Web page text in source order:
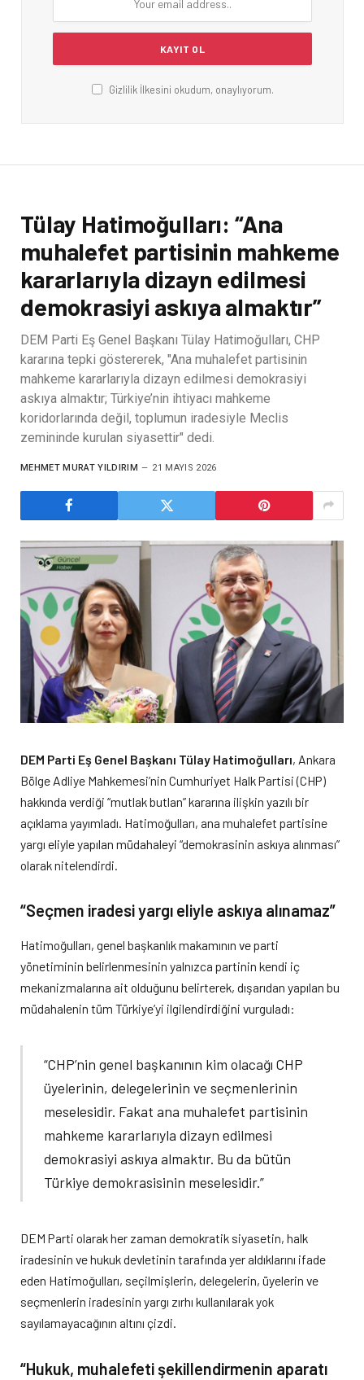
Gizlilik İlkesini okudum, onaylıyorum.
Tülay Hatimoğulları: “Ana
muhalefet partisinin mahkeme
kararlarıyla dizayn edilmesi
demokrasiyi askıya almaktır”
DEM Parti Eş Genel Başkanı Tülay Hatimoğulları, CHP
kararına tepki göstererek, "Ana muhalefet partisinin
mahkeme kararlarıyla dizayn edilmesi demokrasiyi
askıya almaktır; Türkiye’nin ihtiyacı mahkeme
koridorlarında değil, toplumun iradesiyle Meclis
zemininde kurulan siyasettir" dedi.
MEHMET MURAT YILDIRIM 21 MAYIS 2026
DEM Parti Eş Genel Başkanı Tülay Hatimoğulları, Ankara
Bölge Adliye Mahkemesi’nin Cumhuriyet Halk Partisi (CHP)
hakkında verdiği “mutlak butlan” kararına ilişkin yazılı bir
açıklama yayımladı. Hatimoğulları, ana muhalefet partisine
yargı eliyle yapılan müdahaleyi “demokrasinin askıya alınması”
olarak nitelendirdi.
“Seçmen iradesi yargı eliyle askıya alınamaz”
Hatimoğulları, genel başkanlık makamının ve parti
yönetiminin belirlenmesinin yalnızca partinin kendi iç
mekanizmalarına ait olduğunu belirterek, dışarıdan yapılan bu
müdahalenin tüm Türkiye’yi ilgilendirdiğini vurguladı:
“CHP’nin genel başkanının kim olacağı CHP
üyelerinin, delegelerinin ve seçmenlerinin
meselesidir. Fakat ana muhalefet partisinin
mahkeme kararlarıyla dizayn edilmesi
demokrasiyi askıya almaktır. Bu da bütün
Türkiye demokrasisinin meselesidir.”
DEM Parti olarak her zaman demokratik siyasetin, halk
iradesinin ve hukuk devletinin tarafında yer aldıklarını ifade
eden Hatimoğulları, seçilmişlerin, delegelerin, üyelerin ve
seçmenlerin iradesinin yargı zırhı kullanılarak yok
sayılamayacağının altını çizdi.
“Hukuk, muhalefeti şekillendirmenin aparatı